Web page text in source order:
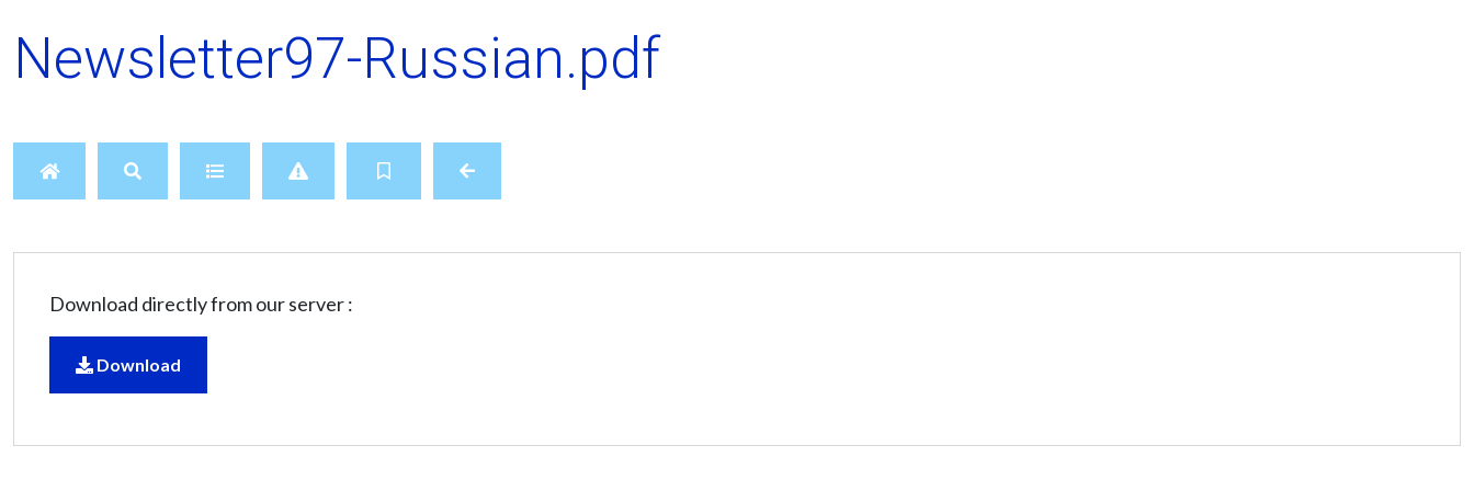
Newsletter97-Russian.pdf
Download directly from our server :
Download